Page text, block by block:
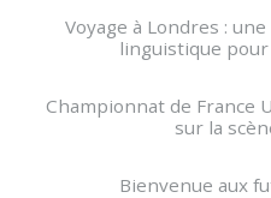
Voyage à Londres :
linguistique
Championnat de France
sur la
Bienvenue aux